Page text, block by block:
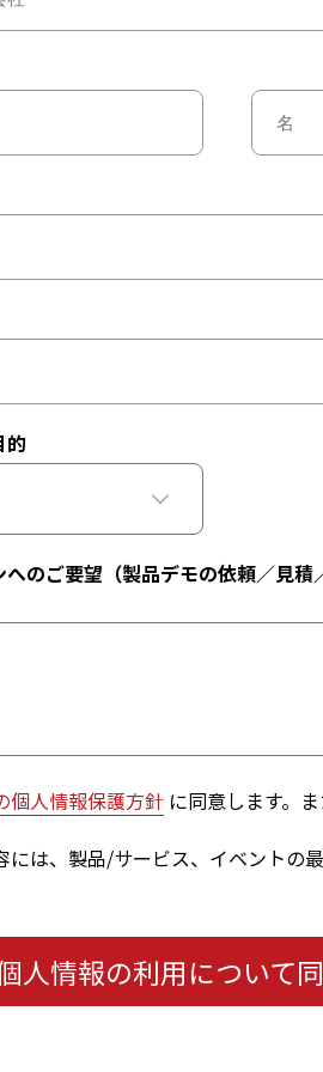
的
へのご要望（製品デモの依頼／見
個人情報保護方針 に同意します。
は、製品/サービス、イベントの
人情報の利用について